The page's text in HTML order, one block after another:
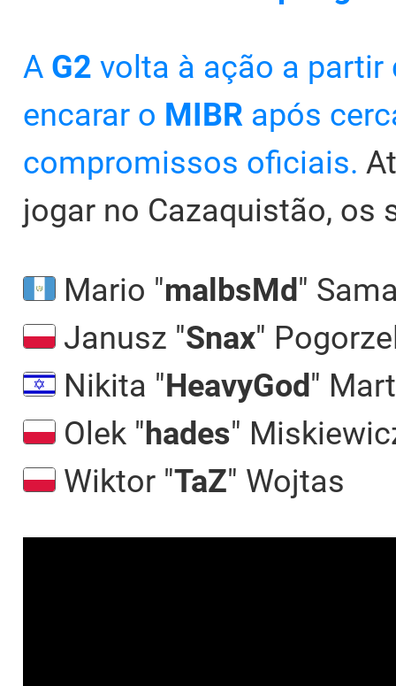
A G2 volta à ação a partir
encarar o MIBR após
compromissos oficiais.
jogar no Cazaquistão, os
Mario "malbsMd"
Janusz "Snax"
Nikita "HeavyGod"
Olek "⁠hades⁠"
Wiktor "TaZ" Wojtas